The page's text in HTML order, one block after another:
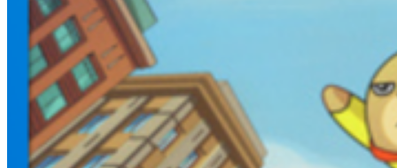
📊
🌟
✉️ Kooperationsanfragen
Community & Exklusiv